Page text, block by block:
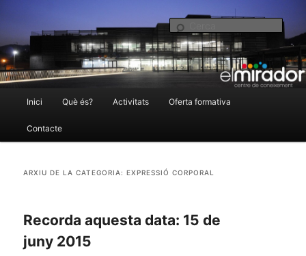
elmirador.castellarvalles.cat
Menú
principal
Aneu
al
contingut
principal
Aneu
al
contingut
secundari
Inici Què és? Activitats Oferta formativa
Contacte
ARXIU DE LA CATEGORIA:EXPRESSIÓ CORPORAL
Recorda aquesta data: 15 de
juny 2015